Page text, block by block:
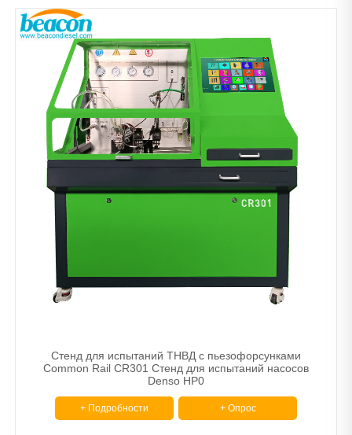
Стенд для испытаний ТНВД с пьезофорсунками
Common Rail CR301 Стенд для испытаний насосов
Denso HP0
+ Подробности + Опрос